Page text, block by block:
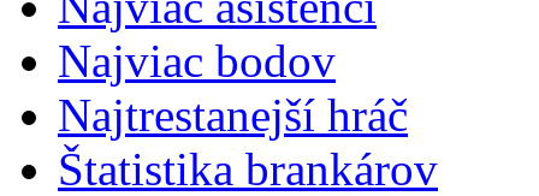
Najviac bodov
Najtrestanejší hráč
Štatistika brankárov